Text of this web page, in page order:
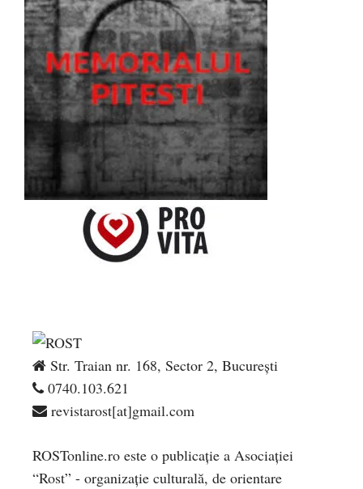
Str. Traian nr. 168, Sector 2, București
0740.103.621
revistarost[at]gmail.com
ROSTonline.ro este o publicaţie a Asociaţiei
“Rost” - organizaţie culturală, de orientare